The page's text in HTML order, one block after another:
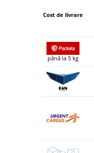
Cost de livrare
până la 5 kg